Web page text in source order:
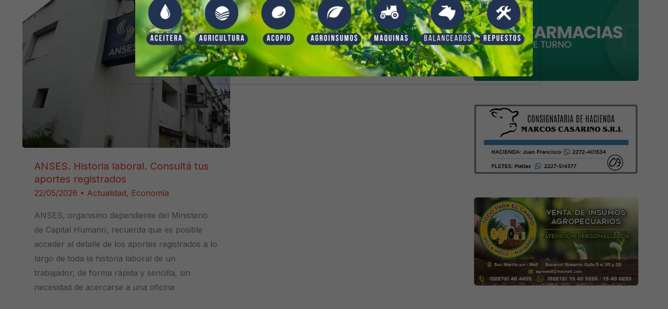
ANSES. Historia laboral. Consultá tus
aportes registrados
22/05/2026 • Actualidad, Economía
ANSES, organismo dependiente del Ministerio
de Capital Humano, recuerda que es posible
acceder al detalle de los aportes registrados a lo
largo de toda la historia laboral de un
trabajador, de forma rápida y sencilla, sin
necesidad de acercarse a una oficina